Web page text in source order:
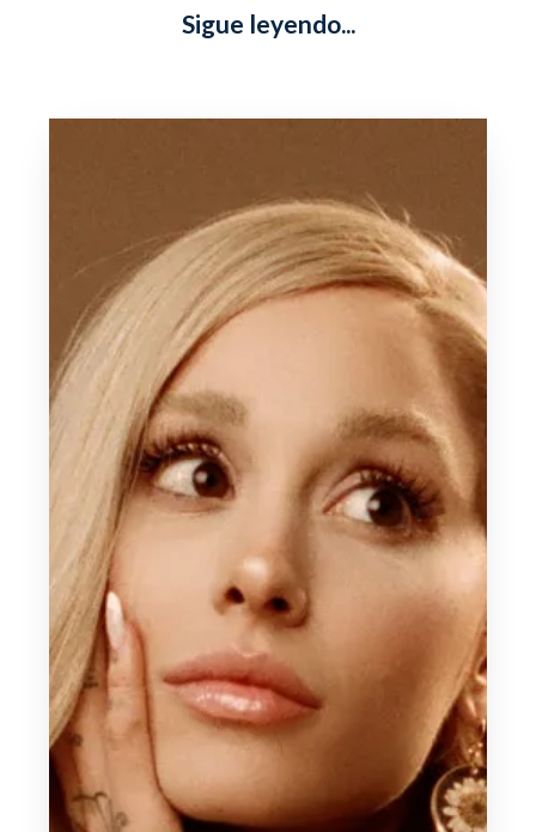
Sigue leyendo...